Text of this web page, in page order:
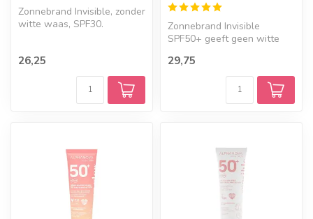
Zonnebrand Invisible, zonder
witte waas, SPF30.
26,25
Zonnebrand Invisible
SPF50+ geeft geen witte
met mo...
29,75